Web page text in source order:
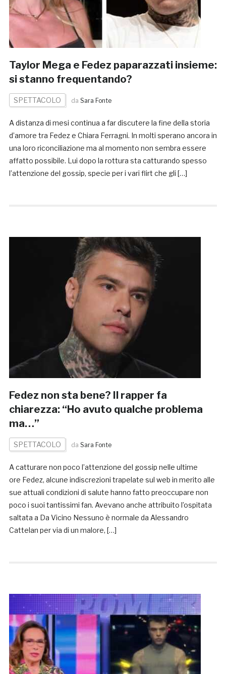
Taylor Mega e Fedez paparazzati insieme:
si stanno frequentando?
SPETTACOLO da Sara Fonte
A distanza di mesi continua a far discutere la fine della storia
d’amore tra Fedez e Chiara Ferragni. In molti sperano ancora in
una loro riconciliazione ma al momento non sembra essere
affatto possibile. Lui dopo la rottura sta catturando spesso
l’attenzione del gossip, specie per i vari flirt che gli […]
Fedez non sta bene? Il rapper fa
chiarezza: “Ho avuto qualche problema
ma…”
SPETTACOLO da Sara Fonte
A catturare non poco l’attenzione del gossip nelle ultime
ore Fedez, alcune indiscrezioni trapelate sul web in merito alle
sue attuali condizioni di salute hanno fatto preoccupare non
poco i suoi tantissimi fan. Avevano anche attribuito l’ospitata
saltata a Da Vicino Nessuno è normale da Alessandro
Cattelan per via di un malore, […]